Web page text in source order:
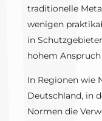
traditionelle
wenigen
in
hohem
In Regionen wie
Deutschland, in
Normen die